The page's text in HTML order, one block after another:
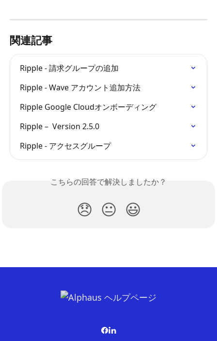
関連記事
Ripple - 請求グループの追加
Ripple - Wave アカウント追加方法
Ripple Google Cloudオンボーディング
Ripple –  Version 2.5.0
Ripple - アクセスグループ
こちらの回答で解決しましたか？
😞 😐 😃